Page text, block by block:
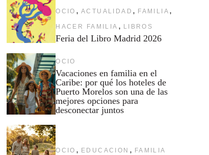
OCIO , ACTUALIDAD , FAMILIA ,
HACER FAMILIA , LIBROS
Feria del Libro Madrid 2026
OCIO
Vacaciones en familia en el
Caribe: por qué los hoteles de
Puerto Morelos son una de las
mejores opciones para
desconectar juntos
OCIO , EDUCACION , FAMILIA